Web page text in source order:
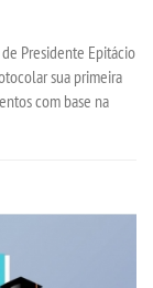
Presidente Epitácio
sua primeira
com base na